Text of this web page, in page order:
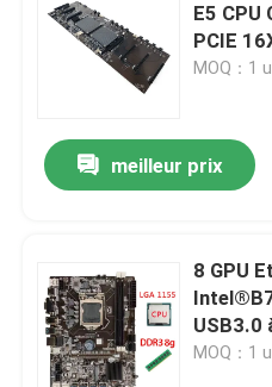
E5
PCIE
MOQ：1
meilleur prix
8 GPU
USB3.0
MOQ：1